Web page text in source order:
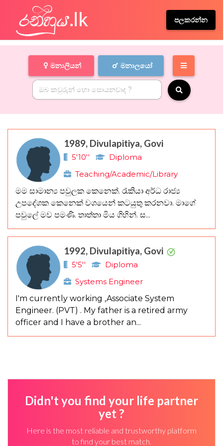
පලකරන්න
මනාලියන් මනාලයෝ
1989, Divulapitiya, Govi
5'10''
Diploma
Teaching/Academic/Library
මම සාමාන්‍ය පවුලක කෙනෙක්. රැකියා අර්ධ රාජ්‍ය
උපදේශක කෙනෙක් වශයෙන් කටයුතු කරනවා. මාගේ
පවුලේ මව පමණි. තාත්තා මිය ගිහින්. ස...
1992, Divulapitiya, Govi
5'5''
Diploma
Systems Engineer
I'm currently working ,Associate System
Engineer. (PVT) . My father is a retired army
officer and I have a brother an...
Didn't you find your life partner
yet ?
Here is the most reliable and trustworthy platform
to find your best match.